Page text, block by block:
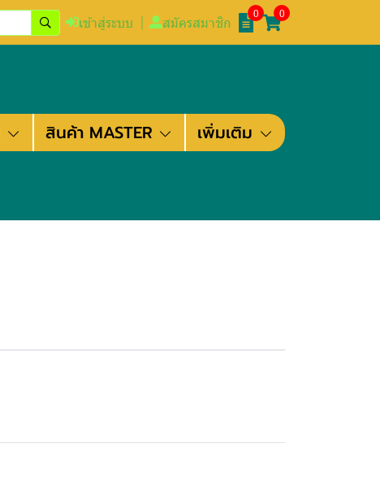
เข้าสู่ระบบ สมัครสมาชิก
0 0
สินค้า MASTER เพิ่มเติม